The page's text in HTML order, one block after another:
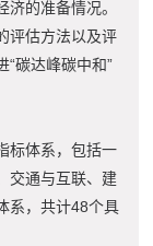
的准备情况。
评估方法以及评
“碳达峰碳中和”
标体系，包括一
交通与互联、建
系，共计48个具